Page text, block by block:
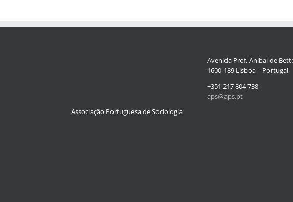
Associação Portuguesa de Sociologia
Avenida Prof. Aníbal de
1600-189 Lisboa – Portugal
+351 217 804 738
aps@aps.pt